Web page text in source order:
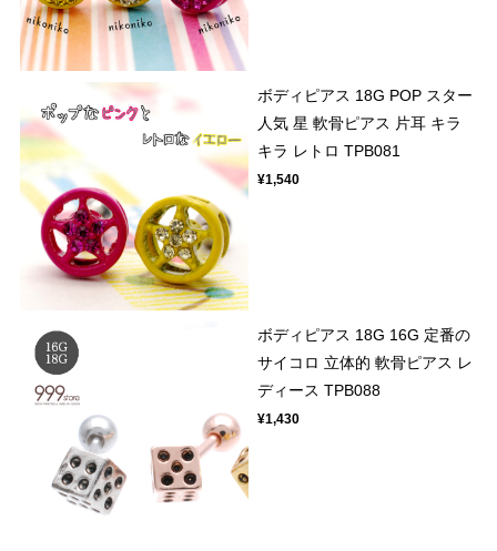
ボディピアス 18G POP スター
人気 星 軟骨ピアス 片耳 キラ
キラ レトロ TPB081
¥1,540
ボディピアス 18G 16G 定番の
サイコロ 立体的 軟骨ピアス レ
ディース TPB088
¥1,430